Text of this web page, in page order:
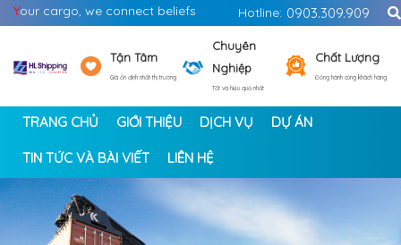
Your cargo, we connect beliefs Hotline: 0903.309.909
Tận Tâm
Giá ổn định nhất thị trường
Chuyên
Nghiệp
Tốt và hiệu quả nhất
Chất Lượng
Đồng hành cùng khách hàng
TRANG CHỦ GIỚI THIỆU DỊCH VỤ DỰ ÁN
TIN TỨC VÀ BÀI VIẾT LIÊN HỆ